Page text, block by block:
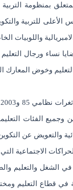
وإناثا وفي كل مكان وسحب قانون
للتربية
واللوبيات
نساء ورجال
وخوض المعارك
الفئات
عن التكوين وتفعيل اتفاقي
الاجتماعية
والتعليم
في قطاع التعليم